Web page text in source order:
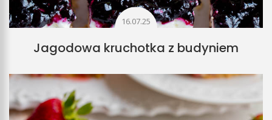
16.07.25
Jagodowa kruchotka z budyniem